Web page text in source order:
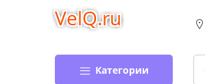
VelQ.ru
Категории